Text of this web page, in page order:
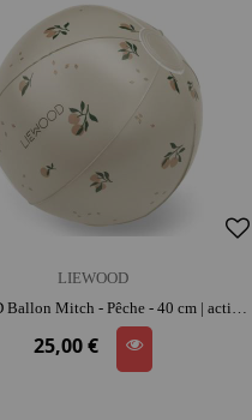
LIEWOOD
LIEWOOD Ballon Mitch - Pêche - 40 cm | activité plein air | adresse et coordination | léger, facile à lancer
25,00 €